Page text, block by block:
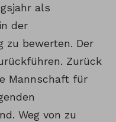
als
der
zu bewerten. Der
Zurück
Mannschaft für
Weg von zu